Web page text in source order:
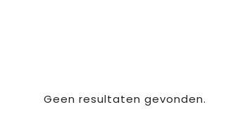
Geen resultaten gevonden.